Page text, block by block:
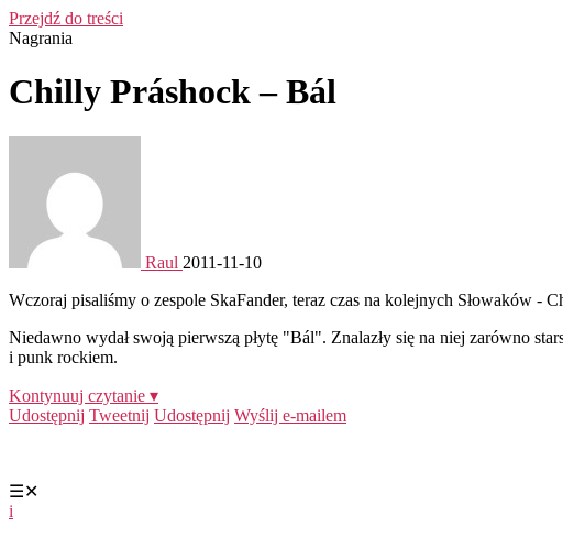
Przejdź do treści
Nagrania
Chilly Práshock – Bál
Raul 2011-11-10
Wczoraj pisaliśmy o zespole SkaFander, teraz czas na kolejnych Słowaków -
Niedawno wydał swoją pierwszą płytę "Bál". Znalazły się na niej zarówno
i punk rockiem.
Kontynuuj czytanie ▾
Udostępnij Tweetnij Udostępnij Wyślij e-mailem
☰✕
i